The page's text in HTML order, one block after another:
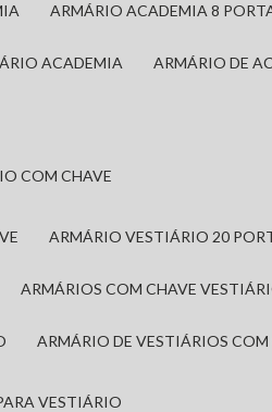
ARMÁRIO ACADEMIA 8
ACADEMIA ARMÁRIO DE
COM CHAVE
ARMÁRIO VESTIÁRIO 20
ARMÁRIOS COM CHAVE
ARMÁRIO DE VESTIÁRIOS
VESTIÁRIO